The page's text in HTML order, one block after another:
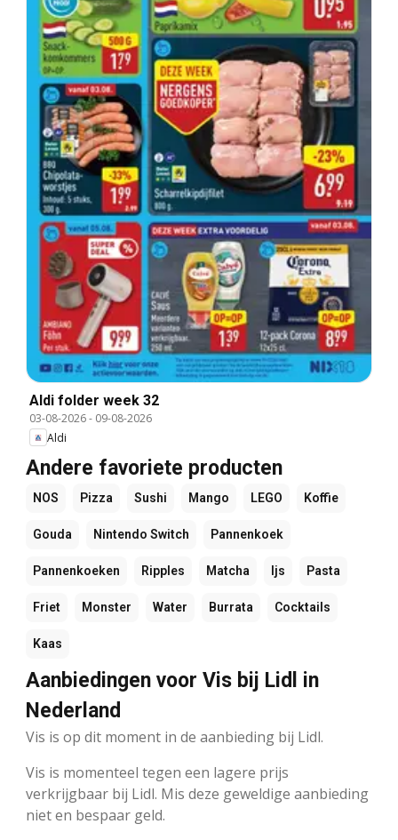
Aldi folder week 32
03-08-2026- 09-08-2026
Aldi
Andere favoriete producten
NOS Pizza Sushi Mango LEGO Koffie
Gouda Nintendo Switch Pannenkoek
Pannenkoeken Ripples Matcha Ijs Pasta
Friet Monster Water Burrata Cocktails
Kaas
Aanbiedingen voor Vis bij Lidl in
Nederland
Vis is op dit moment in de aanbieding bij Lidl.
Vis is momenteel tegen een lagere prijs
verkrijgbaar bij Lidl. Mis deze geweldige aanbieding
niet en bespaar geld.